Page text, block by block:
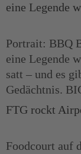
eine Legende
Portrait: BBQ
eine Legende
satt – und es
Gedächtnis.
FTG rockt
Foodcourt auf